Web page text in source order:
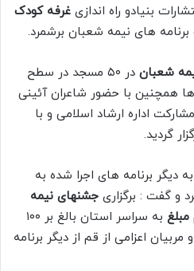
غرفه کودک
برنامه های نیمه شعبان برشمرد.
شعبان
در ۵۰ مسجد در سطح
ها همچنین با حضور شاعران آئینی
اداره ارشاد اسلامی و با
گردید.
دیگر برنامه های اجرا شده به
و گفت : برگزاری جشنهای نیمه
مبلغ
به سراسر استان بالغ بر ۱۰۰
اعزامی از قم از دیگر برنامه